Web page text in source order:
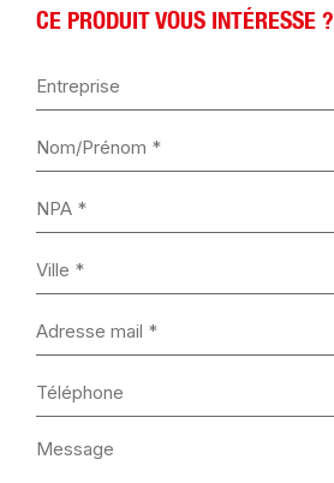
CE PRODUIT VOUS INTÉRESSE ?